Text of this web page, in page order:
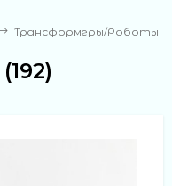
Трансформеры/Роботы